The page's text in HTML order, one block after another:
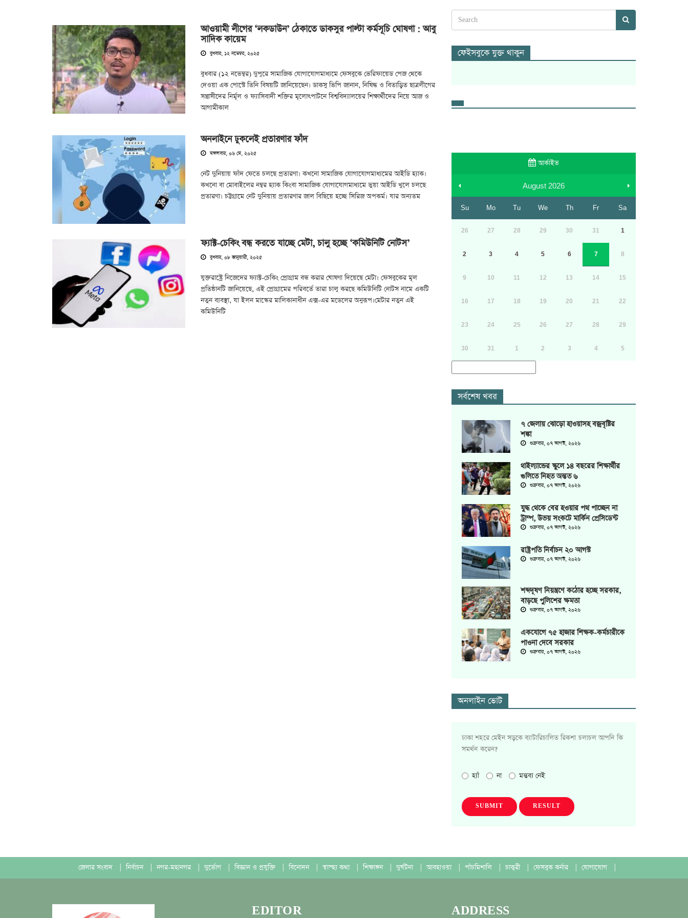
আওয়ামী লীগের ‘লকডাউন’ ঠেকাতে ডাকসুর পাল্টা কর্মসূচি ঘোষণা : আবু
সাদিক কায়েম
বুধবার, ১২ নভেম্বর, ২০২৫
বুধবার (১২ নভেম্বর) দুপুরে সামাজিক যোগাযোগমাধ্যমে ফেসবুকে ভেরিফায়েড পেজ থেকে
দেওয়া এক পোস্টে তিনি বিষয়টি জানিয়েছেন। ডাকসু ভিপি জানান, নিষিদ্ধ ও বিতাড়িত ছাত্রলীগের
সন্ত্রাসীদের নির্মূল ও ফ্যাসিবাদী শক্তির মূলোৎপাটনে বিশ্ববিদ্যালয়ের শিক্ষার্থীদের নিয়ে আজ ও
আগামীকাল
অনলাইনে ঢুকলেই প্রতারণার ফাঁদ
মঙ্গলবার, ০৬ মে, ২০২৫
নেট দুনিয়ায় ফাঁদ ফেতে চলছে প্রতারণা। কখনো সামাজিক যোগাযোগমাধ্যমের আইডি হ্যাক।
কখনো বা মোবাইলের নম্বর হ্যাক কিংবা সামাজিক যোগাযোগমাধ্যমে ভুয়া আইডি খুলে চলছে
প্রতারণা। চট্টগ্রামে নেট দুনিয়ায় প্রতারণার জাল বিছিয়ে হচ্ছে সিরিজ অপকর্ম। যার অন্যতম
ফ্যাক্ট-চেকিং বন্ধ করতে যাচ্ছে মেটা, চালু হচ্ছে ‘কমিউনিটি নোটস’
বুধবার, ০৮ জানুয়ারী, ২০২৫
যুক্তরাষ্ট্রে নিজেদের ফ্যাক্ট-চেকিং প্রোগ্রাম বন্ধ করার ঘোষণা দিয়েছে মেটা। ফেসবুকের মূল
প্রতিষ্ঠানটি জানিয়েছে, এই প্রোগ্রামের পরিবর্তে তারা চালু করছে কমিউনিটি নোটস নামে একটি
নতুন ব্যবস্থা, যা ইলন মাস্কের মালিকানাধীন এক্স-এর মডেলের অনুরূপ।মেটার নতুন এই
কমিউনিটি
ফেইসবুকে যুক্ত থাকুন
আর্কাইভ
August 2026
Su Mo Tu We Th Fr Sa
26 27 28 29 30 31 1
2 3 4 5 6 7 8
9 10 11 12 13 14 15
16 17 18 19 20 21 22
23 24 25 26 27 28 29
30 31 1 2 3 4 5
সর্বশেষ খবর
৭ জেলায় ঝোড়ো হাওয়াসহ বজ্রবৃষ্টির
শঙ্কা
শুক্রবার, ০৭ আগস্ট, ২০২৬
থাইল্যান্ডের স্কুলে ১৪ বছরের শিক্ষার্থীর
গুলিতে নিহত অন্তত ৬
শুক্রবার, ০৭ আগস্ট, ২০২৬
যুদ্ধ থেকে বের হওয়ার পথ পাচ্ছেন না
ট্রাম্প, উভয় সংকটে মার্কিন প্রেসিডেন্ট
শুক্রবার, ০৭ আগস্ট, ২০২৬
রাষ্ট্রপতি নির্বাচন ২০ আগস্ট
শুক্রবার, ০৭ আগস্ট, ২০২৬
শব্দদূষণ নিয়ন্ত্রণে কঠোর হচ্ছে সরকার,
বাড়ছে পুলিশের ক্ষমতা
শুক্রবার, ০৭ আগস্ট, ২০২৬
একযোগে ৭৫ হাজার শিক্ষক-কর্মচারীকে
পাওনা দেবে সরকার
শুক্রবার, ০৭ আগস্ট, ২০২৬
অনলাইন ভোট
ঢাকা শহরে মেইন সড়কে ব্যাটারিচালিত রিকশা চলাচল আপনি কি
সমর্থন করেন?
হ্যাঁ না মন্তব্য নেই
SUBMIT RESULT
জেলার সংবাদ নির্বাচন নগর-মহানগর দুর্ভোগ বিজ্ঞান ও প্রযুক্তি বিনোদন স্বাস্হ্য কথা শিক্ষাঙ্গন দুর্ঘটনা আবহাওয়া পাঁচমিশালি চাকুরী ফেসবুক কর্নার যোগাযোগ
EDITOR ADDRESS